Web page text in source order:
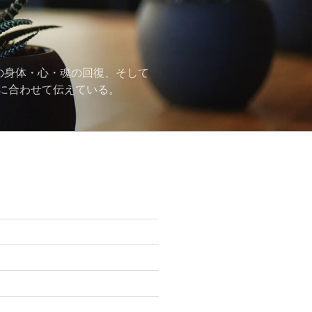
体・心・魂の回復、そして
わせて伝えている。